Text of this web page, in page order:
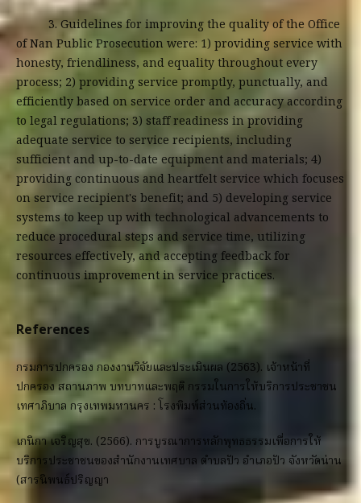
3. Guidelines for improving the quality of the Office
of Nan Public Prosecution were: 1) providing service with
honesty, friendliness, and equality throughout every
process; 2) providing service promptly, punctually, and
efficiently based on service order and accuracy according
to legal regulations; 3) staff readiness in providing
adequate service to service recipients, including
sufficient and up-to-date equipment and materials; 4)
providing continuous and heartfelt service which focuses
on service recipient's benefit; and 5) developing service
systems to keep up with technological advancements to
reduce procedural steps and service time, utilizing
resources effectively, and accepting feedback for
continuous improvement in service practices.
References
กรมการปกครอง กองงานวิจัยและประเมินผล (2563). เจ้าหน้าที่
ปกครอง สถานภาพ บทบาทและพฤติ กรรมในการให้บริการประชาชน
เทศาภิบาล กรุงเทพมหานคร : โรงพิมพ์ส่วนท้องถิ่น.
เกนิกา เจริญสุข. (2566). การบูรณาการหลักพุทธธรรมเพื่อการให้
บริการประชาชนของสำนักงานเทศบาล ตำบลปัว อำเภอปัว จังหวัดน่าน
(สารนิพนธ์ปริญญา